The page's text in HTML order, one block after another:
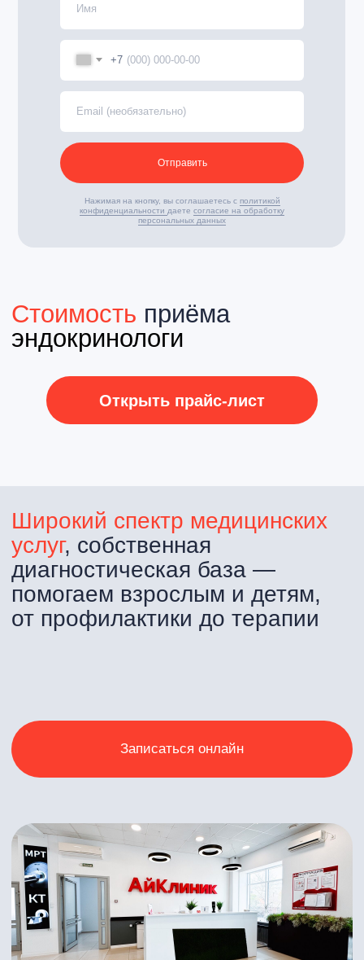
Нажимая на кнопку, вы соглашаетесь с политикой
конфиденциальности даете согласие на обработку
персональных данных
+7
Отправить
Отзывы